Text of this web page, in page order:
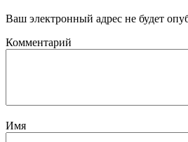
Ваш электронный адрес не будет
Комментарий
Имя